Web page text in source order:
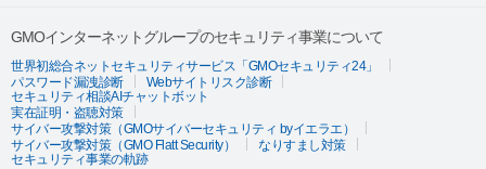
GMOインターネットグループのセキュリティ事業について
世界初総合ネットセキュリティサービス「GMOセキュリティ24」
パスワード漏洩診断
Webサイトリスク診断
セキュリティ相談AIチャットボット
実在証明・盗聴対策
サイバー攻撃対策（GMOサイバーセキュリティ byイエラエ）
サイバー攻撃対策（GMO Flatt Security）
なりすまし対策
セキュリティ事業の軌跡